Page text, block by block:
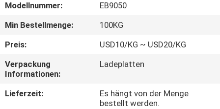
FABRIK-
AUSFLUG
QUALITÄTSKONTROLLE
TRETEN
Modellnummer:
EB9050
Min Bestellmenge:
100KG
Preis:
USD10/KG ~ USD20/KG
Verpackung
Informationen:
Ladeplatten
Lieferzeit:
Es hängt von der Menge
bestellt werden.